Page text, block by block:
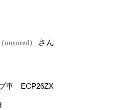
（unyored）
さん
車 ECP26ZX